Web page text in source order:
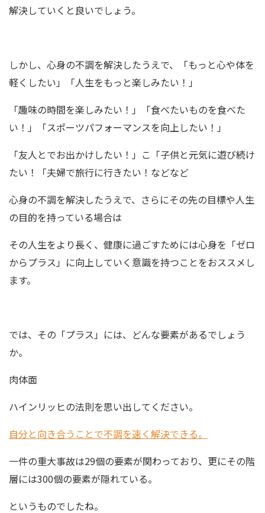
解決していくと良いでしょう。
しかし、心身の不調を解決したうえで、「もっと心や体を
軽くしたい」「人生をもっと楽しみたい！」
「趣味の時間を楽しみたい！」「食べたいものを食べた
い！」「スポーツパフォーマンスを向上したい！」
「友人とでお出かけしたい！」こ「子供と元気に遊び続け
たい！「夫婦で旅行に行きたい！などなど
心身の不調を解決したうえで、さらにその先の目標や人生
の目的を持っている場合は
その人生をより長く、健康に過ごすためには心身を「ゼロ
からプラス」に向上していく意識を持つことをおススメし
ます。
では、その「プラス」には、どんな要素があるでしょう
か。
肉体面
ハインリッヒの法則を思い出してください。
自分と向き合うことで不調を速く解決できる。
一件の重大事故は29個の要素が関わっており、更にその階
層には300個の要素が隠れている。
というものでしたね。